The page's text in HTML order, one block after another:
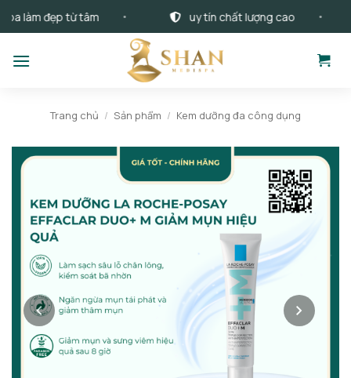
dung
đẹp từ tâm uy tín chất lượng cao
Trang chủ / Sản phẩm / Kem dưỡng đa công dụng